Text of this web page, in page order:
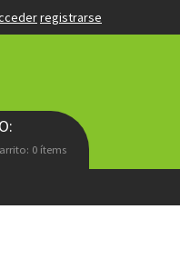
registrarse
0 ítems